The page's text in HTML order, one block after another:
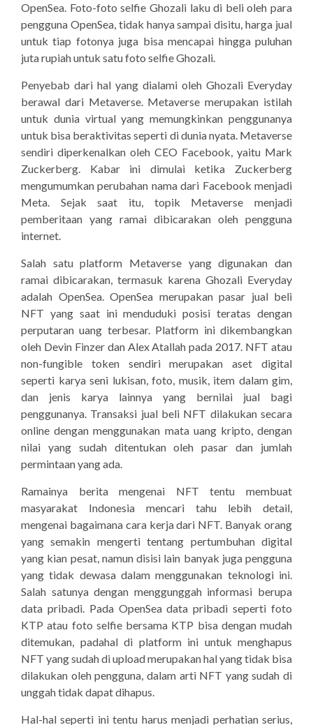
OpenSea. Foto-foto selfie Ghozali laku di beli oleh para
pengguna OpenSea, tidak hanya sampai disitu, harga jual
untuk tiap fotonya juga bisa mencapai hingga puluhan
juta rupiah untuk satu foto selfie Ghozali.
Penyebab dari hal yang dialami oleh Ghozali Everyday
berawal dari Metaverse. Metaverse merupakan istilah
untuk dunia virtual yang memungkinkan penggunanya
untuk bisa beraktivitas seperti di dunia nyata. Metaverse
sendiri diperkenalkan oleh CEO Facebook, yaitu Mark
Zuckerberg. Kabar ini dimulai ketika Zuckerberg
mengumumkan perubahan nama dari Facebook menjadi
Meta. Sejak saat itu, topik Metaverse menjadi
pemberitaan yang ramai dibicarakan oleh pengguna
internet.
Salah satu platform Metaverse yang digunakan dan
ramai dibicarakan, termasuk karena Ghozali Everyday
adalah OpenSea. OpenSea merupakan pasar jual beli
NFT yang saat ini menduduki posisi teratas dengan
perputaran uang terbesar. Platform ini dikembangkan
oleh Devin Finzer dan Alex Atallah pada 2017. NFT atau
non-fungible token sendiri merupakan aset digital
seperti karya seni lukisan, foto, musik, item dalam gim,
dan jenis karya lainnya yang bernilai jual bagi
penggunanya. Transaksi jual beli NFT dilakukan secara
online dengan menggunakan mata uang kripto, dengan
nilai yang sudah ditentukan oleh pasar dan jumlah
permintaan yang ada.
Ramainya berita mengenai NFT tentu membuat
masyarakat Indonesia mencari tahu lebih detail,
mengenai bagaimana cara kerja dari NFT. Banyak orang
yang semakin mengerti tentang pertumbuhan digital
yang kian pesat, namun disisi lain banyak juga pengguna
yang tidak dewasa dalam menggunakan teknologi ini.
Salah satunya dengan menggunggah informasi berupa
data pribadi. Pada OpenSea data pribadi seperti foto
KTP atau foto selfie bersama KTP bisa dengan mudah
ditemukan, padahal di platform ini untuk menghapus
NFT yang sudah di upload merupakan hal yang tidak bisa
dilakukan oleh pengguna, dalam arti NFT yang sudah di
unggah tidak dapat dihapus.
Hal-hal seperti ini tentu harus menjadi perhatian serius,